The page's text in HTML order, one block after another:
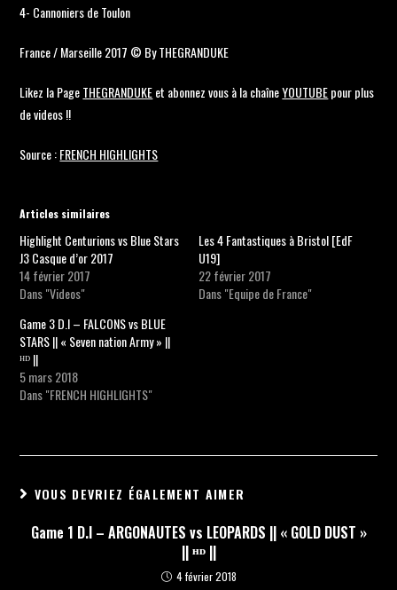
4- Cannoniers de Toulon
France / Marseille 2017 © By THEGRANDUKE
Likez la PageTHEGRANDUKEet abonnez vous à la chaîneYOUTUBEpour plus
de videos !!
Source :FRENCH HIGHLIGHTS
Articles similaires
Highlight Centurions vs Blue Stars
J3 Casque d’or 2017
14 février 2017
Dans "Videos"
Les 4 Fantastiques à Bristol [EdF
U19]
22 février 2017
Dans "Equipe de France"
Game 3 D.I – FALCONS vs BLUE
STARS || « Seven nation Army » ||
ᴴᴰ ||
5 mars 2018
Dans "FRENCH HIGHLIGHTS"
VOUS DEVRIEZ ÉGALEMENT AIMER
Game 1 D.I – ARGONAUTES vs LEOPARDS || « GOLD DUST »
|| ᴴᴰ ||
4 février 2018